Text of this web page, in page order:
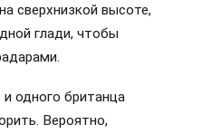
сверхнизкой высоте,
глади, чтобы
одного британца
Вероятно,